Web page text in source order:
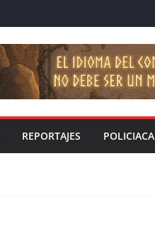
REPORTAJES POLICIACA